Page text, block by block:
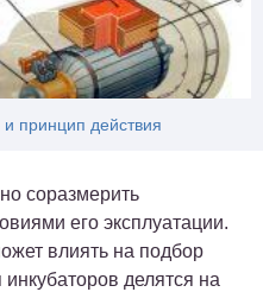
принцип действия
соразмерить
его эксплуатации.
влиять на подбор
делятся на